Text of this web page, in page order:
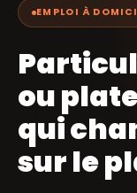
EMPLOI À
ou
qui
sur le